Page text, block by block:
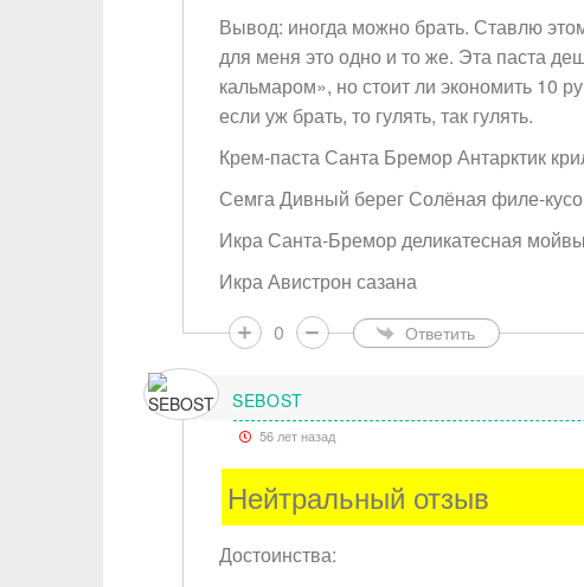
Вывод: иногда можно брать. Ставлю
для меня это одно и то же. Эта паста
кальмаром», но стоит ли экономить 10
если уж брать, то гулять, так гулять.
Крем-паста Санта Бремор Антарктик
Семга Дивный берег Солёная филе-
Икра Санта-Бремор деликатесная
Икра Авистрон сазана
0
Ответить
SEBOST
56 лет назад
Нейтральный отзыв
Достоинства: